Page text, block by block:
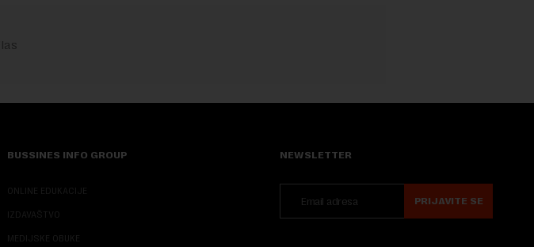
BUSSINES INFO GROUP
ONLINE EDUKACIJE
IZDAVAŠTVO
MEDIJSKE OBUKE
NEWSLETTER
PRIJAVITE SE